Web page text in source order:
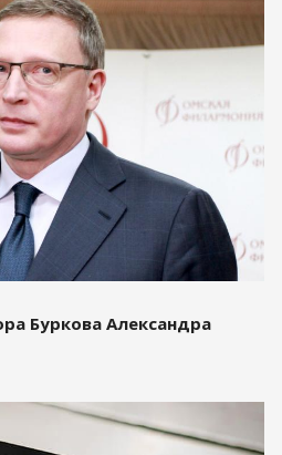
Буркова Александра